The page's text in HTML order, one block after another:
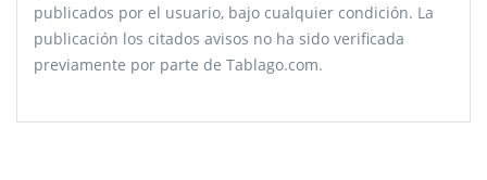
publicados por el usuario, bajo cualquier condición. La
publicación los citados avisos no ha sido verificada
previamente por parte de Tablago.com.